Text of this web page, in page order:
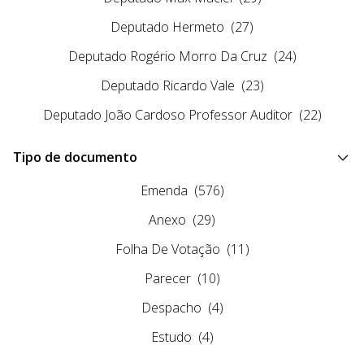
Deputado Hermeto (27)
Deputado Rogério Morro Da Cruz (24)
Deputado Ricardo Vale (23)
Deputado João Cardoso Professor Auditor (22)
Tipo de documento
Emenda (576)
Anexo (29)
Folha De Votação (11)
Parecer (10)
Despacho (4)
Estudo (4)